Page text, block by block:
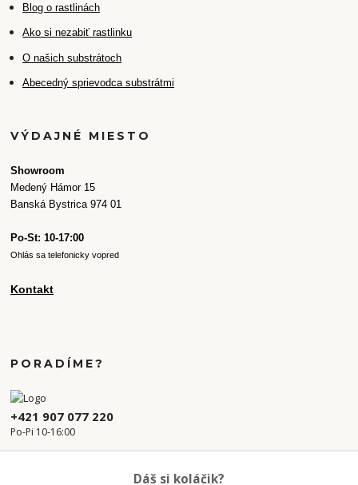
Blog o rastlinách
Ako si nezabiť rastlinku
O našich substrátoch
Abecedný sprievodca substrátmi
VÝDAJNÉ MIESTO
Showroom
Medený Hámor 15
Banská Bystrica 974 01
Po-St: 10-17:00
Ohlás sa telefonicky vopred
Kontakt
PORADÍME?
+421 907 077 220
Po-Pi 10-16:00
Dáš si koláčik?